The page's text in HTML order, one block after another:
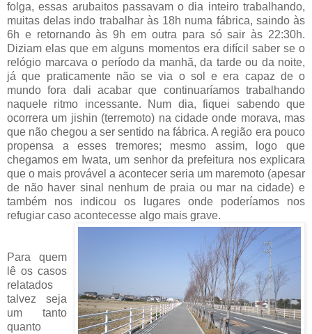
folga, essas arubaitos passavam o dia inteiro trabalhando,
muitas delas indo trabalhar às 18h numa fábrica, saindo às
6h e retornando às 9h em outra para só sair às 22:30h.
Diziam elas que em alguns momentos era difícil saber se o
relógio marcava o período da manhã, da tarde ou da noite,
já que praticamente não se via o sol e era capaz de o
mundo fora dali acabar que continuaríamos trabalhando
naquele ritmo incessante. Num dia, fiquei sabendo que
ocorrera um jishin (terremoto) na cidade onde morava, mas
que não chegou a ser sentido na fábrica. A região era pouco
propensa a esses tremores; mesmo assim, logo que
chegamos em Iwata, um senhor da prefeitura nos explicara
que o mais provável a acontecer seria um maremoto (apesar
de não haver sinal nenhum de praia ou mar na cidade) e
também nos indicou os lugares onde poderíamos nos
refugiar caso acontecesse algo mais grave.
Para quem
lê os casos
relatados
talvez seja
um tanto
quanto